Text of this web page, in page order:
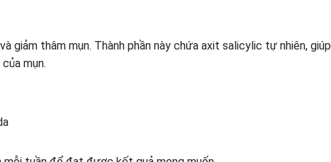
giảm thâm mụn. Thành phần này chứa axit salicylic tự nhiên,
mụn.